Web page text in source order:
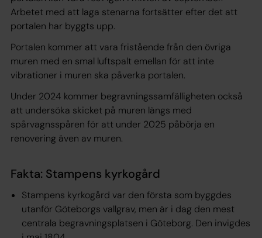
Arbetet med att laga stenarna fortsätter efter det att
portalen har byggts upp.
Portalen kommer att vara fristående från den övriga
muren med en smal luftspalt emellan för att inte
vibrationer i muren ska påverka portalen.
Under 2024 kommer begravningssamfälligheten också
att undersöka skicket på muren längs med
spårvagnsspåren för att under 2025 påbörja en
renovering även av muren.
Fakta: Stampens kyrkogård
Stampens kyrkogård var den första som byggdes
utanför Göteborgs vallgrav, men är i dag den mest
centrala begravningsplatsen i Göteborg. Den invigdes